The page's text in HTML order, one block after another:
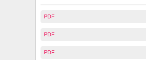
PDF
PDF
PDF